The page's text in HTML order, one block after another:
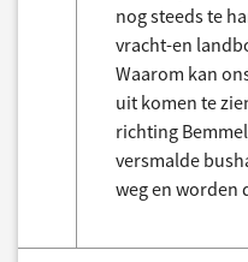
nog steeds te
vracht-en
Waarom kan
uit komen te
richting
versmalde
weg en worden